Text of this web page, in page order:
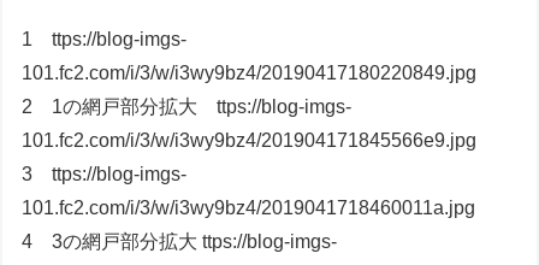
1 ttps://blog-imgs-
101.fc2.com/i/3/w/i3wy9bz4/20190417180220849.jpg
2 1の網戸部分拡大 ttps://blog-imgs-
101.fc2.com/i/3/w/i3wy9bz4/201904171845566e9.jpg
3 ttps://blog-imgs-
101.fc2.com/i/3/w/i3wy9bz4/2019041718460011a.jpg
4 3の網戸部分拡大 ttps://blog-imgs-